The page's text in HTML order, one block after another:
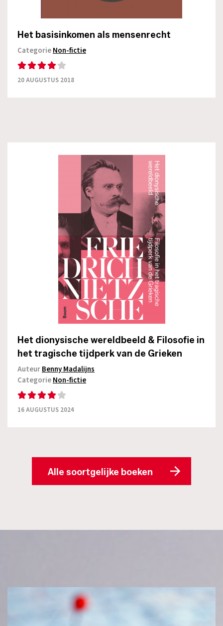
Het basisinkomen als mensenrecht
CategorieNon-fictie
20 AUGUSTUS 2018
Het dionysische wereldbeeld & Filosofie in
het tragische tijdperk van de Grieken
AuteurBenny Madalijns
CategorieNon-fictie
16 AUGUSTUS 2024
Alle soortgelijke boeken